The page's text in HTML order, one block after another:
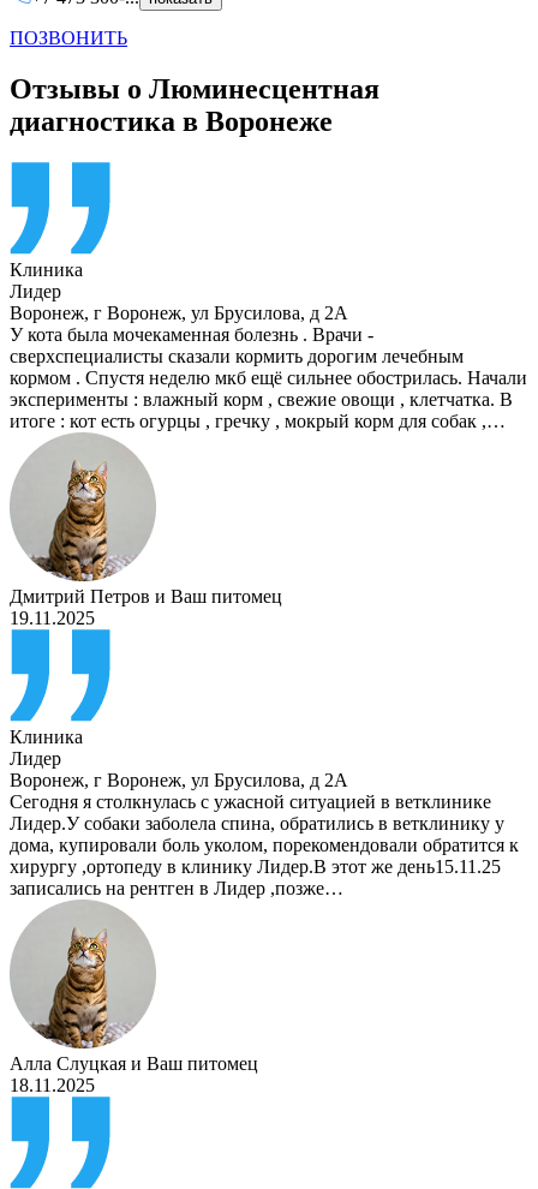
ПОЗВОНИТЬ
Отзывы о Люминесцентная
диагностика в Воронеже
Клиника
Лидер
Воронеж, г Воронеж, ул Брусилова, д 2А
У кота была мочекаменная болезнь . Врачи -
сверхспециалисты сказали кормить дорогим лечебным
кормом . Спустя неделю мкб ещё сильнее обострилась. Начали
эксперименты : влажный корм , свежие овощи , клетчатка. В
итоге : кот есть огурцы , гречку , мокрый корм для собак ,…
Дмитрий Петров и Ваш питомец
19.11.2025
Клиника
Лидер
Воронеж, г Воронеж, ул Брусилова, д 2А
Сегодня я столкнулась с ужасной ситуацией в ветклинике
Лидер.У собаки заболела спина, обратились в ветклинику у
дома, купировали боль уколом, порекомендовали обратится к
хирургу ,ортопеду в клинику Лидер.В этот же день15.11.25
записались на рентген в Лидер ,позже…
Алла Слуцкая и Ваш питомец
18.11.2025